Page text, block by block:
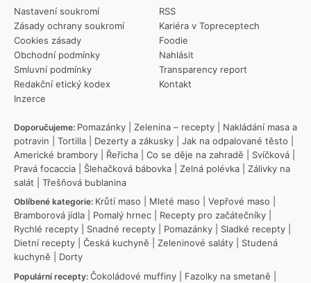
Nastavení soukromí
Zásady ochrany soukromí
Cookies zásady
Obchodní podmínky
Smluvní podmínky
Redakční etický kodex
Inzerce
RSS
Kariéra v Topreceptech
Foodie
Nahlásit
Transparency report
Kontakt
Doporučujeme: Pomazánky Zelenina – recepty
Nakládání masa a
potravin
Tortilla Dezerty a zákusky Jak na odpalované těsto
Americké brambory
Řeřicha Co se děje na zahradě Svíčková
Pravá focaccia
Šlehačková bábovka Zelná polévka
Zálivky na
salát
Třešňová bublanina
Oblíbené kategorie: Krůtí maso Mleté maso Vepřové maso
Bramborová jídla
Pomalý hrnec Recepty pro začátečníky
Rychlé recepty
Snadné recepty Pomazánky Sladké recepty
Dietní recepty
Česká kuchyně Zeleninové saláty
Studená
kuchyně
Dorty
Populární recepty: Čokoládové muffiny Fazolky na smetaně